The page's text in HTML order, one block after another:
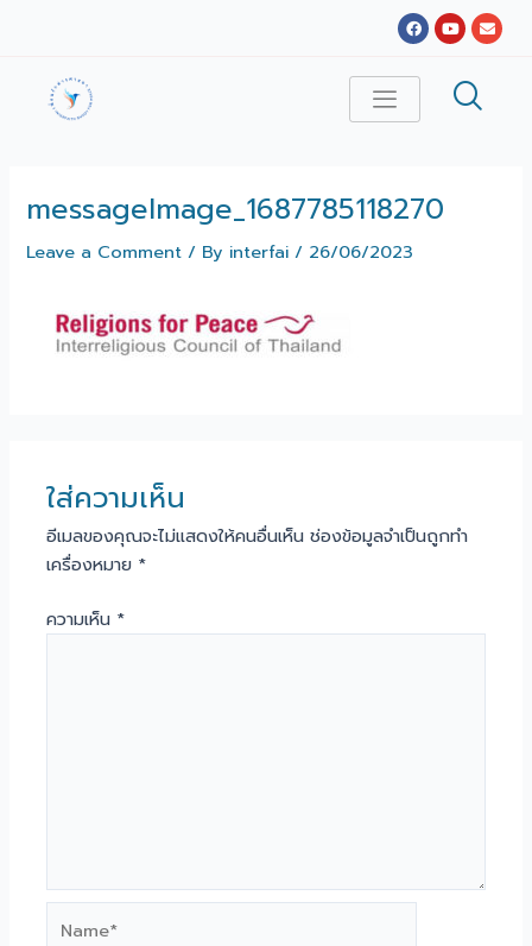
Facebook
Youtube
messageImage_1687785118270
Leave a Comment / By interfai/ 26/06/2023
ใส่ความเห็น
อีเมลของคุณจะไม่แสดงให้คนอื่นเห็น ช่องข้อมูลจำเป็นถูกทำ
เครื่องหมาย *
ความเห็น *